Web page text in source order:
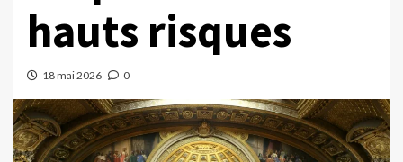
hauts risques
18 mai 2026 0